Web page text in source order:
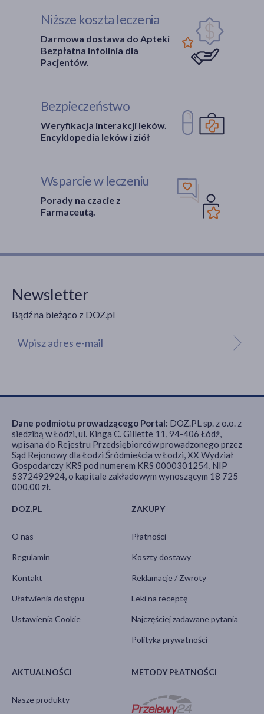
Niższe koszta leczenia
Darmowa dostawa do Apteki
Bezpłatna Infolinia dla
Pacjentów.
Bezpieczeństwo
Weryfikacja interakcji leków.
Encyklopedia leków i ziół
Wsparcie w leczeniu
Porady na czacie z
Farmaceutą.
Newsletter
Bądź na bieżąco z DOZ.pl
DOZ.PL
O nas
Regulamin
Kontakt
Ułatwienia dostępu
Ustawienia Cookie
ZAKUPY
Płatności
Koszty dostawy
Reklamacje / Zwroty
Leki na receptę
Najczęściej zadawane pytania
Polityka prywatności
AKTUALNOŚCI
Nasze produkty
METODY PŁATNOŚCI
Dane podmiotu prowadzącego Portal: DOZ.PL sp. z o.o. z
siedzibą w Łodzi, ul. Kinga C. Gillette 11, 94-406 Łódź,
wpisana do Rejestru Przedsiębiorców prowadzonego przez
Sąd Rejonowy dla Łodzi Śródmieścia w Łodzi, XX Wydział
Gospodarczy KRS pod numerem KRS 0000301254, NIP
5372492924, o kapitale zakładowym wynoszącym 18 725
000,00 zł.